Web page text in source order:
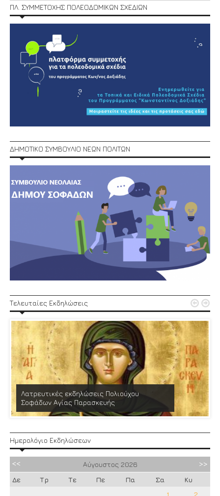
ΠΛ. ΣΥΜΜΕΤΟΧΗΣ ΠΟΛΕΟΔΟΜΙΚΩΝ ΣΧΕΔΙΩΝ
ΔΗΜΟΤΙΚΟ ΣΥΜΒΟΥΛΙΟ ΝΕΩΝ ΠΟΛΙΤΩΝ
Τελευταίες Εκδηλώσεις
Λατρευτικές εκδηλώσεις Πολιούχου
Σοφάδων Αγίας Παρασκευής
 
Ημερολόγιο Εκδηλώσεων
Αύγουστος 2026
Δε
Τρ Τε Πε Πα Σα
Κυ